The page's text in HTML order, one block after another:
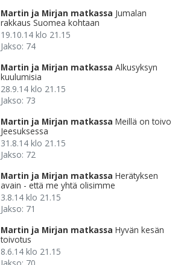
Martin ja Mirjan matkassa Jumalan
rakkaus Suomea kohtaan
19.10.14 klo 21.15
Jakso: 74
Martin ja Mirjan matkassa Alkusyksyn
kuulumisia
28.9.14 klo 21.15
Jakso: 73
Martin ja Mirjan matkassa Meillä on toivo
Jeesuksessa
31.8.14 klo 21.15
Jakso: 72
Martin ja Mirjan matkassa Herätyksen
avain - että me yhtä olisimme
3.8.14 klo 21.15
Jakso: 71
Martin ja Mirjan matkassa Hyvän kesän
toivotus
8.6.14 klo 21.15